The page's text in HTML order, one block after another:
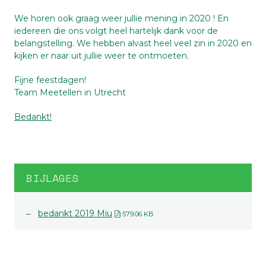
We horen ook graag weer jullie mening in 2020 ! En
iedereen die ons volgt heel hartelijk dank voor de
belangstelling. We hebben alvast heel veel zin in 2020 en
kijken er naar uit jullie weer te ontmoeten.
Fijne feestdagen!
Team Meetellen in Utrecht
Bedankt!
BIJLAGES
bedankt 2019 Miu 579.06 KB